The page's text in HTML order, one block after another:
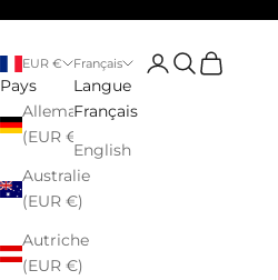
EUR €
Pays
Allemagne
(EUR €)
Australie
(EUR €)
Autriche
(EUR €)
Français
Langue
Français
English
Connexion
Recherche
Panier